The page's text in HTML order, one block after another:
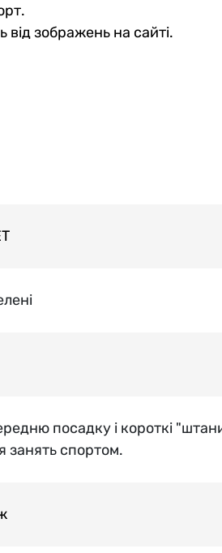
від зображень на сайті.
посадку і короткі
занять спортом.